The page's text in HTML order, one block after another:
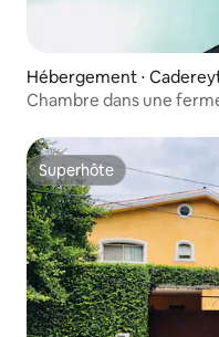
Hébergement ⋅
Chambre dans une
Superhôte
Superhôte